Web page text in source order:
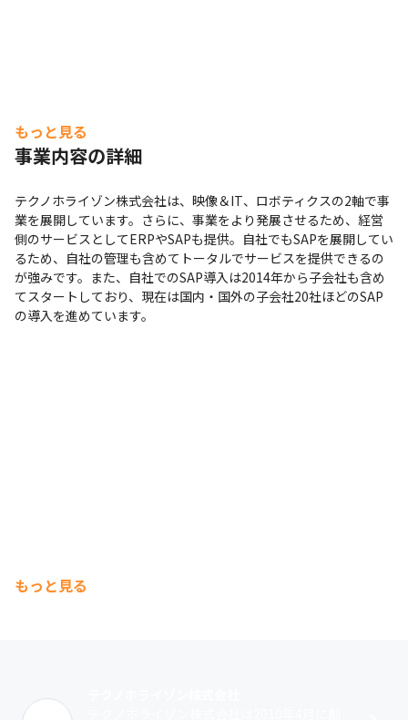
もっと見る
事業内容の詳細
テクノホライゾン株式会社は、映像＆IT、ロボティクスの2軸で事
業を展開しています。さらに、事業をより発展させるため、経営
側のサービスとしてERPやSAPも提供。自社でもSAPを展開してい
るため、自社の管理も含めてトータルでサービスを提供できるの
が強みです。また、自社でのSAP導入は2014年から子会社も含め
てスタートしており、現在は国内・国外の子会社20社ほどのSAP
の導入を進めています。
もっと見る